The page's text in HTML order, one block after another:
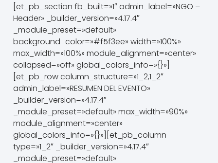
[et_pb_section fb_built=»1″ admin_label=»NGO –
Header» _builder_version=»4.17.4″
_module_preset=»default»
background_color=»#f5f3ee» width=»100%»
max_width=»100%» module_alignment=»center»
collapsed=»off» global_colors_info=»{}»]
[et_pb_row column_structure=»1_2,1_2″
admin_label=»RESUMEN DEL EVENTO»
_builder_version=»4.17.4″
_module_preset=»default» max_width=»90%»
module_alignment=»center»
global_colors_info=»{}»][et_pb_column
type=»1_2″ _builder_version=»4.17.4″
_module_preset=»default»